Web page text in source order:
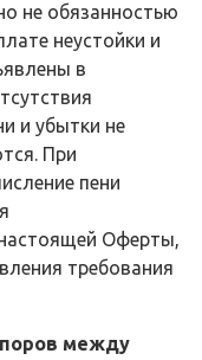
не обязанностью
неустойки и
в
и убытки не
При
пени
Оферты,
требования
между